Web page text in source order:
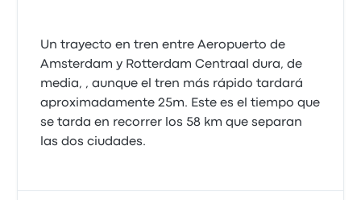
Un trayecto en tren entre Aeropuerto de
Amsterdam y Rotterdam Centraal dura, de
media, , aunque el tren más rápido tardará
aproximadamente 25m. Este es el tiempo que
se tarda en recorrer los 58 km que separan
las dos ciudades.